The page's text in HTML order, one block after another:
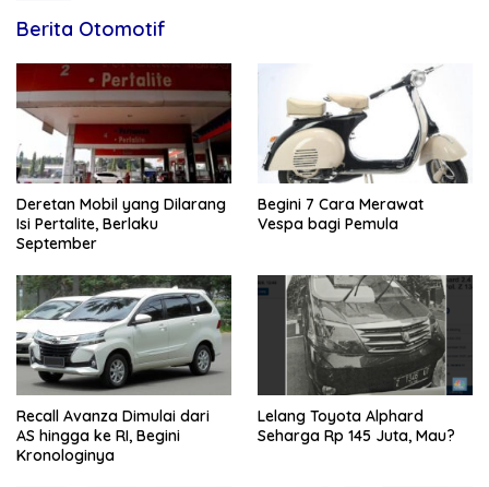
Berita Otomotif
Deretan Mobil yang Dilarang
Isi Pertalite, Berlaku
September
Begini 7 Cara Merawat
Vespa bagi Pemula
Recall Avanza Dimulai dari
AS hingga ke RI, Begini
Kronologinya
Lelang Toyota Alphard
Seharga Rp 145 Juta, Mau?